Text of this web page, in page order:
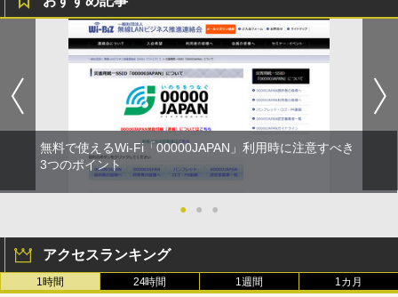
無料で使えるWi-Fi「00000JAPAN」利用時に注意すべき
3つのポイント
● ● ●
アクセスランキング
1時間 24時間 1週間 1カ月